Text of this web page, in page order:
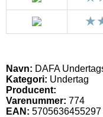
Navn: DAFA
Kategori: Undertag
Producent:
Varenummer: 774
EAN: 5705636455297